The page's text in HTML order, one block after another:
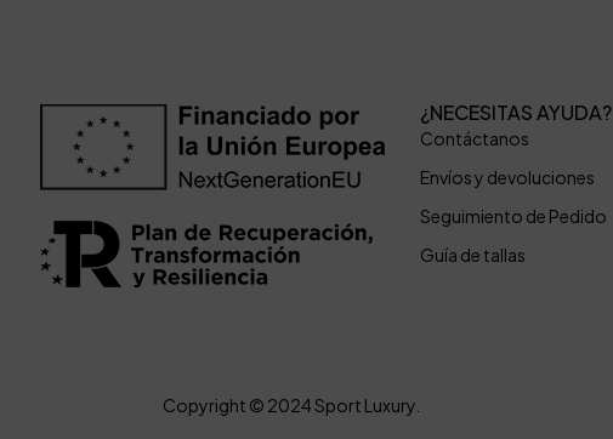
¿NECESITAS AYUDA?
Contáctanos
Envíos y devoluciones
Seguimiento de Pedido
Guía de tallas
Copyright © 2024 Sport Luxury.